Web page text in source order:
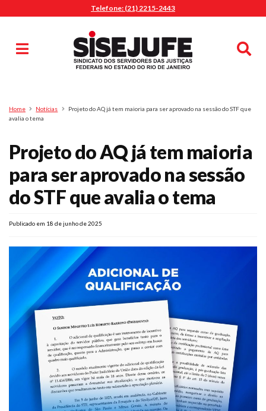
Telefone: (21) 2215-2443
Pesquisa
Home Notícias
Projeto do AQ já tem maioria para ser aprovado na sessão do STF que
avalia o tema
Projeto do AQ já tem maioria
para ser aprovado na sessão
do STF que avalia o tema
Publicado em 18 de junho de 2025
MENU
Sindicalize-se
Jurídico
O Sindicato
Agenda
Casa do Alto
Nossos Convênios
Gympass Wellhub
Seguro Auto
Plano de Saúde
Assistência Funeral
Pós-graduação
Facebook InstagramTwitter Youtube TikTok Whatsapp